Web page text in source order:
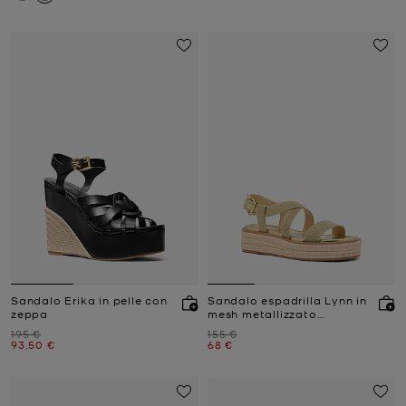
Sandalo Erika in pelle con
zeppa
Prezzo iniziale
195 €
Prezzo attuale
93,50 €
Sandalo espadrilla Lynn in
mesh metallizzato
Prezzo iniziale
155 €
Prezzo attuale
68 €